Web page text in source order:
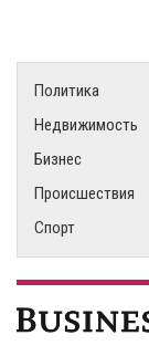
Политика
Недвижимость
Бизнес
Происшествия
Спорт